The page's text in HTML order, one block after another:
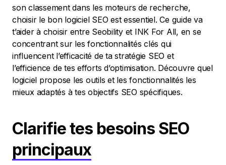
son classement dans les moteurs de recherche,
choisir le bon logiciel SEO est essentiel. Ce guide va
t’aider à choisir entre Seobility et INK For All, en se
concentrant sur les fonctionnalités clés qui
influencent l’efficacité de ta stratégie SEO et
l’efficience de tes efforts d’optimisation. Découvre quel
logiciel propose les outils et les fonctionnalités les
mieux adaptés à tes objectifs SEO spécifiques.
Clarifie tes besoins SEO
principaux